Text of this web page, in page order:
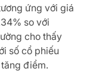
ứng với giá
so với
cho thấy
số cổ phiếu
điểm.